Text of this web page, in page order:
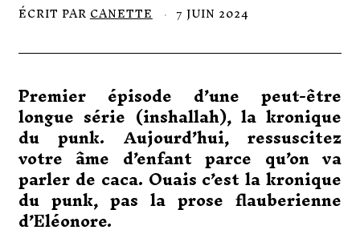
ÉCRIT PARCANETTE 7 JUIN 2024
I
4
Premier épisode d’une peut-être
longue série (inshallah), la kronique
du punk. Aujourd’hui, ressuscitez
votre âme d’enfant parce qu’on va
parler de caca. Ouais c’est la kronique
du punk, pas la prose flauberienne
d’Eléonore.